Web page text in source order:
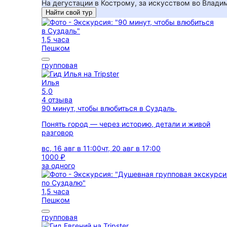
На дегустации в Кострому, за искусством во
Найти свой тур
1,5 часа
Пешком
групповая
Илья
5,0
4 отзыва
90 минут, чтобы влюбиться в Суздаль
Понять город — через историю, детали и живой
разговор
вс, 16 авг в 11:00чт, 20 авг в 17:00
1000 ₽
за одного
1,5 часа
Пешком
групповая